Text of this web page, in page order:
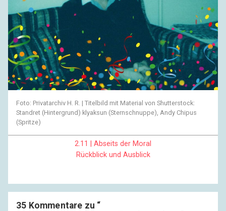
Foto: Privatarchiv H. R. | Titelbild mit Material von Shutterstock:
Standret (Hintergrund) klyaksun (Sternschnuppe), Andy Chipus
(Spritze)
2.11 | Abseits der Moral
Rückblick und Ausblick
35 Kommentare zu “